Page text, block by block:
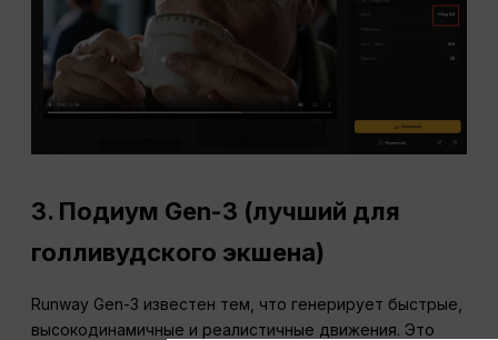
3. Подиум Gen-3 (лучший для
голливудского экшена)
Runway Gen-3 известен тем, что генерирует быстрые,
высокодинамичные и реалистичные движения. Это